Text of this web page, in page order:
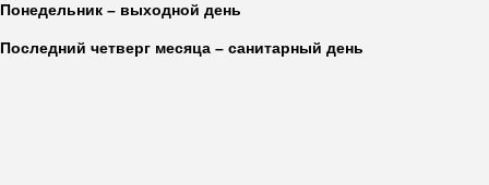
Понедельник – выходной день
Последний четверг месяца – санитарный день